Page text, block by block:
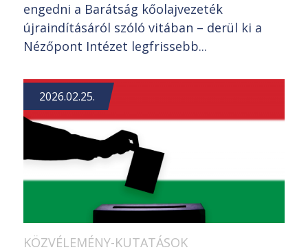
engedni a Barátság kőolajvezeték
újraindításáról szóló vitában – derül ki a
Nézőpont Intézet legfrissebb...
2026.02.25.
KÖZVÉLEMÉNY-KUTATÁSOK